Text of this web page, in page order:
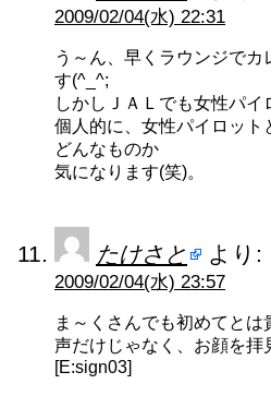
2009/02/04(水) 22:31
う～ん、早くラウンジで
す(^_^;
しかしＪＡＬでも女性パイ
個人的に、女性パイロッ
どんなものか
気になります(笑)。
たけさと より:
2009/02/04(水) 23:57
ま～くさんでも初めてとは
声だけじゃなく、お顔を拝
[E:sign03]